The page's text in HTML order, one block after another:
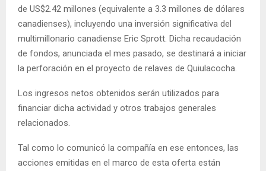
de US$2.42 millones (equivalente a 3.3 millones de dólares
canadienses), incluyendo una inversión significativa del
multimillonario canadiense Eric Sprott. Dicha recaudación
de fondos, anunciada el mes pasado, se destinará a iniciar
la perforación en el proyecto de relaves de Quiulacocha.
Los ingresos netos obtenidos serán utilizados para
financiar dicha actividad y otros trabajos generales
relacionados.
Tal como lo comunicó la compañía en ese entonces, las
acciones emitidas en el marco de esta oferta están